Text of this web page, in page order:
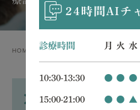
24時間AIチ
診療時間 月 火 水
10:30-13:30 ● ● ●
15:00-21:00 ● ● ▲
HOME 診療案内 入れ歯
入れ歯とは